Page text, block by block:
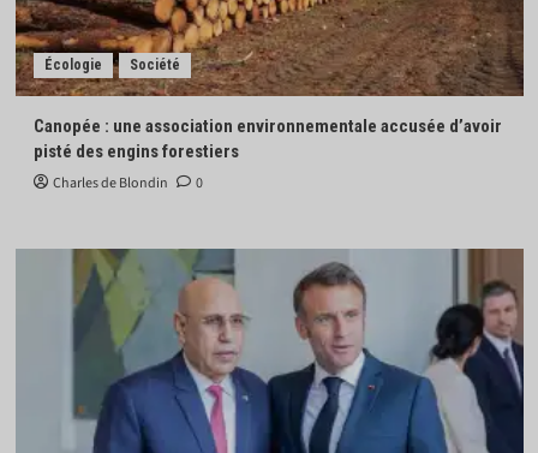
Écologie Société
Canopée : une association environnementale accusée d’avoir
pisté des engins forestiers
Charles de Blondin 0